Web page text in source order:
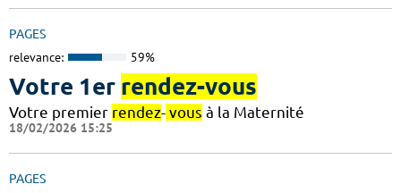
PAGES
relevance: 59%
Votre 1er rendez-vous
Votre premier rendez- vous à la Maternité
18/02/2026 15:25
PAGES